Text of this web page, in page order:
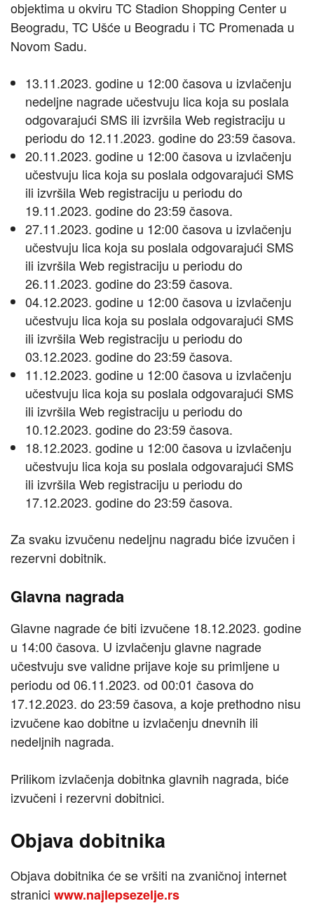
objektima u okviru TC Stadion Shopping Center u
Beogradu, TC Ušće u Beogradu i TC Promenada u
Novom Sadu.
13.11.2023. godine u 12:00 časova u izvlačenju
nedeljne nagrade učestvuju lica koja su poslala
odgovarajući SMS ili izvršila Web registraciju u
periodu do 12.11.2023. godine do 23:59 časova.
20.11.2023. godine u 12:00 časova u izvlačenju
učestvuju lica koja su poslala odgovarajući SMS
ili izvršila Web registraciju u periodu do
19.11.2023. godine do 23:59 časova.
27.11.2023. godine u 12:00 časova u izvlačenju
učestvuju lica koja su poslala odgovarajući SMS
ili izvršila Web registraciju u periodu do
26.11.2023. godine do 23:59 časova.
04.12.2023. godine u 12:00 časova u izvlačenju
učestvuju lica koja su poslala odgovarajući SMS
ili izvršila Web registraciju u periodu do
03.12.2023. godine do 23:59 časova.
11.12.2023. godine u 12:00 časova u izvlačenju
učestvuju lica koja su poslala odgovarajući SMS
ili izvršila Web registraciju u periodu do
10.12.2023. godine do 23:59 časova.
18.12.2023. godine u 12:00 časova u izvlačenju
učestvuju lica koja su poslala odgovarajući SMS
ili izvršila Web registraciju u periodu do
17.12.2023. godine do 23:59 časova.
Za svaku izvučenu nedeljnu nagradu biće izvučen i
rezervni dobitnik.
Glavna nagrada
Glavne nagrade će biti izvučene 18.12.2023. godine
u 14:00 časova. U izvlačenju glavne nagrade
učestvuju sve validne prijave koje su primljene u
periodu od 06.11.2023. od 00:01 časova do
17.12.2023. do 23:59 časova, a koje prethodno nisu
izvučene kao dobitne u izvlačenju dnevnih ili
nedeljnih nagrada.
Prilikom izvlačenja dobitnka glavnih nagrada, biće
izvučeni i rezervni dobitnici.
Objava dobitnika
Objava dobitnika će se vršiti na zvaničnoj internet
stranici www.najlepsezelje.rs